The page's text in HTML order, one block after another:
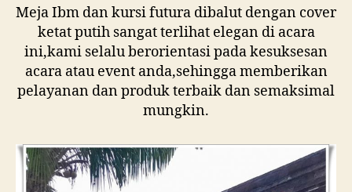
Meja Ibm dan kursi futura dibalut dengan cover
ketat putih sangat terlihat elegan di acara
ini,kami selalu berorientasi pada kesuksesan
acara atau event anda,sehingga memberikan
pelayanan dan produk terbaik dan semaksimal
mungkin.